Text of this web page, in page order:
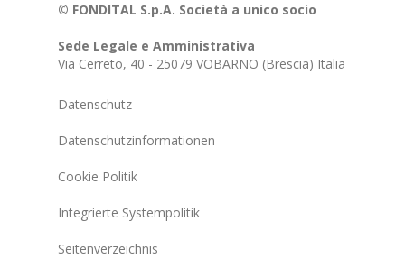
© FONDITAL S.p.A. Società a unico socio
Sede Legale e Amministrativa
Via Cerreto, 40 - 25079 VOBARNO (Brescia) Italia
Datenschutz
Datenschutzinformationen
Cookie Politik
Integrierte Systempolitik
Seitenverzeichnis